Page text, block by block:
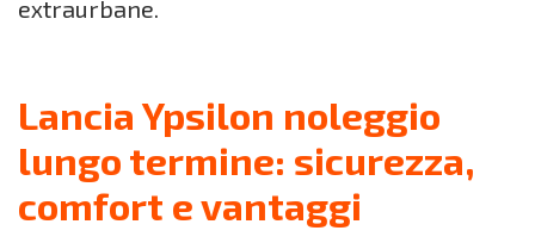
extraurbane.
Lancia Ypsilon noleggio
lungo termine: sicurezza,
comfort e vantaggi